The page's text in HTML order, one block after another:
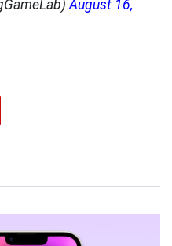
August 16,